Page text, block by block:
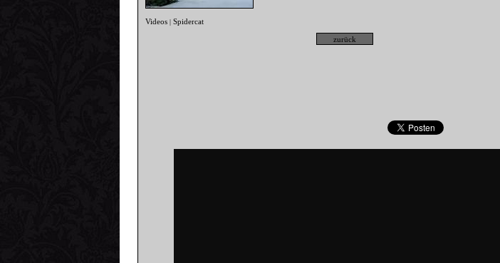
Videos |Spidercat